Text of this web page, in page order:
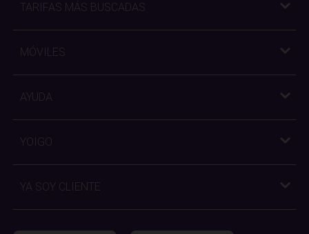
TARIFAS MÁS BUSCADAS
MÓVILES
AYUDA
YOIGO
YA SOY CLIENTE